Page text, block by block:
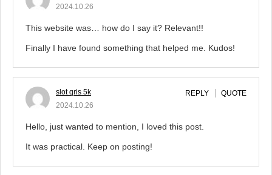
2024.10.26
This website was… how do I say it? Relevant!!
Finally I have found something that helped me. Kudos!
slot qris 5k
2024.10.26
REPLY QUOTE
Hello, just wanted to mention, I loved this post.
It was practical. Keep on posting!